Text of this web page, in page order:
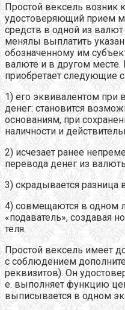
Простой вексель возник
удостоверяющий прием
средств в одной из валют
менялы выплатить
обозначенному им
валюте и в другом
приобретает следующие
1) его эквивалентом при
денег: становится
основаниям, при
наличности и
2) исчезает ранее
перевода денег из
3) скрадывается разница
4) совмещаются в одном
«подаватель», создавая
теля.
Простой вексель имеет
с соблюдением
реквизитов). Он
е. выполняет функцию
выписывается в одном